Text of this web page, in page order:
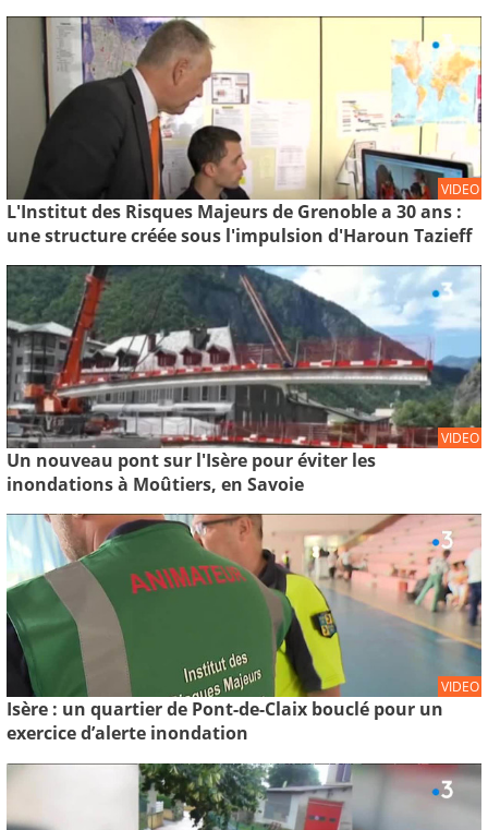
VIDEO
L'Institut des Risques Majeurs de Grenoble a 30 ans :
une structure créée sous l'impulsion d'Haroun Tazieff
VIDEO
Un nouveau pont sur l'Isère pour éviter les
inondations à Moûtiers, en Savoie
VIDEO
Isère : un quartier de Pont-de-Claix bouclé pour un
exercice d’alerte inondation